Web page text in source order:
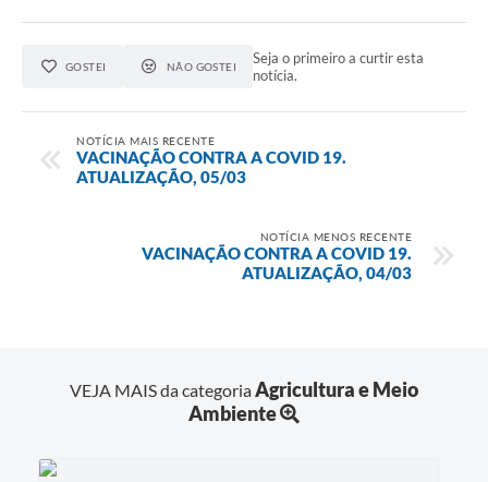
GOSTEI NÃO GOSTEI
Seja o primeiro a curtir esta
notícia.
NOTÍCIA MAIS RECENTE
VACINAÇÃO CONTRA A COVID 19.
ATUALIZAÇÃO, 05/03
NOTÍCIA MENOS RECENTE
VACINAÇÃO CONTRA A COVID 19.
ATUALIZAÇÃO, 04/03
VEJA MAIS da categoriaAgricultura e Meio
Ambiente